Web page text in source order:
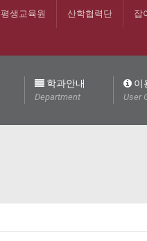
평생교육원 산학협력단 잡
학과안내
Department
이
User